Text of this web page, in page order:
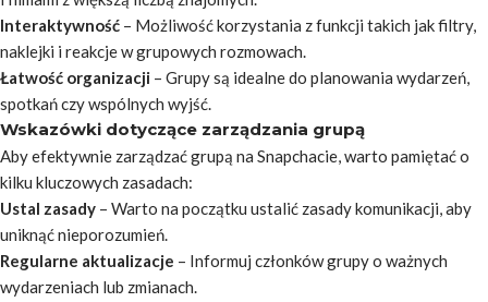
Interaktywność – Możliwość korzystania z funkcji takich jak filtry,
naklejki i reakcje w grupowych rozmowach.
Łatwość organizacji – Grupy są idealne do planowania wydarzeń,
spotkań czy wspólnych wyjść.
Wskazówki dotyczące zarządzania grupą
Aby efektywnie zarządzać grupą na Snapchacie, warto pamiętać o
kilku kluczowych zasadach:
Ustal zasady – Warto na początku ustalić zasady komunikacji, aby
uniknąć nieporozumień.
Regularne aktualizacje – Informuj członków grupy o ważnych
wydarzeniach lub zmianach.